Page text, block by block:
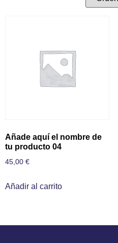
Añade aquí el nombre de
tu producto 04
45,00 €
Añadir al carrito